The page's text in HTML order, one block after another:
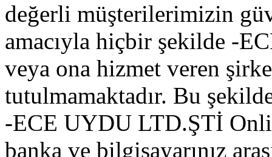
değerli müşterilerimizin
amacıyla hiçbir şekilde -
veya ona hizmet veren
tutulmamaktadır. Bu
-ECE UYDU LTD.ŞTİ
banka ve bilgisayarınız